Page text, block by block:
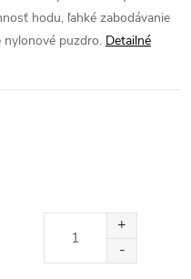
hodu, ľahké zabodávanie
puzdro. Detailné